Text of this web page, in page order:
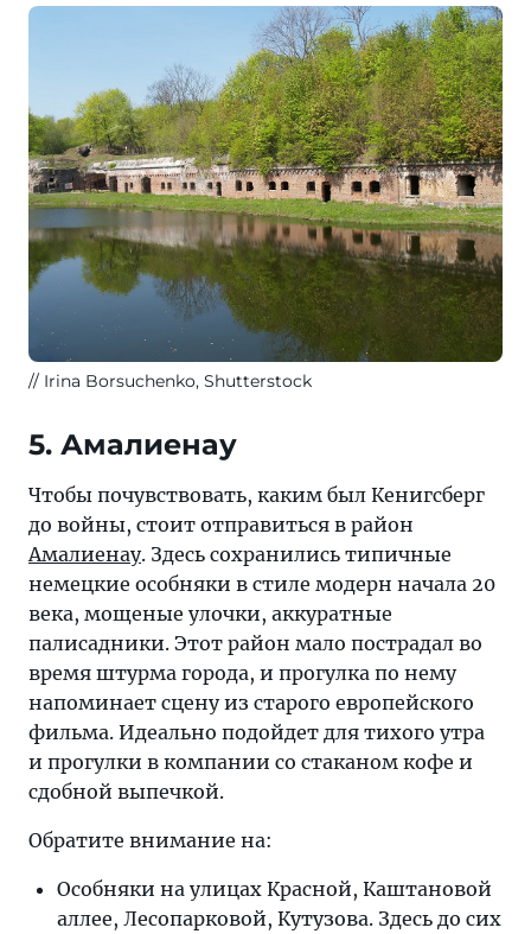
Irina Borsuchenko, Shutterstock
5. Амалиенау
Чтобы почувствовать, каким был Кенигсберг
до войны, стоит отправиться в район
Амалиенау. Здесь сохранились типичные
немецкие особняки в стиле модерн начала 20
века, мощеные улочки, аккуратные
палисадники. Этот район мало пострадал во
время штурма города, и прогулка по нему
напоминает сцену из старого европейского
фильма. Идеально подойдет для тихого утра
и прогулки в компании со стаканом кофе и
сдобной выпечкой.
Обратите внимание на:
Особняки на улицах Красной, Каштановой
аллее, Лесопарковой, Кутузова. Здесь до сих